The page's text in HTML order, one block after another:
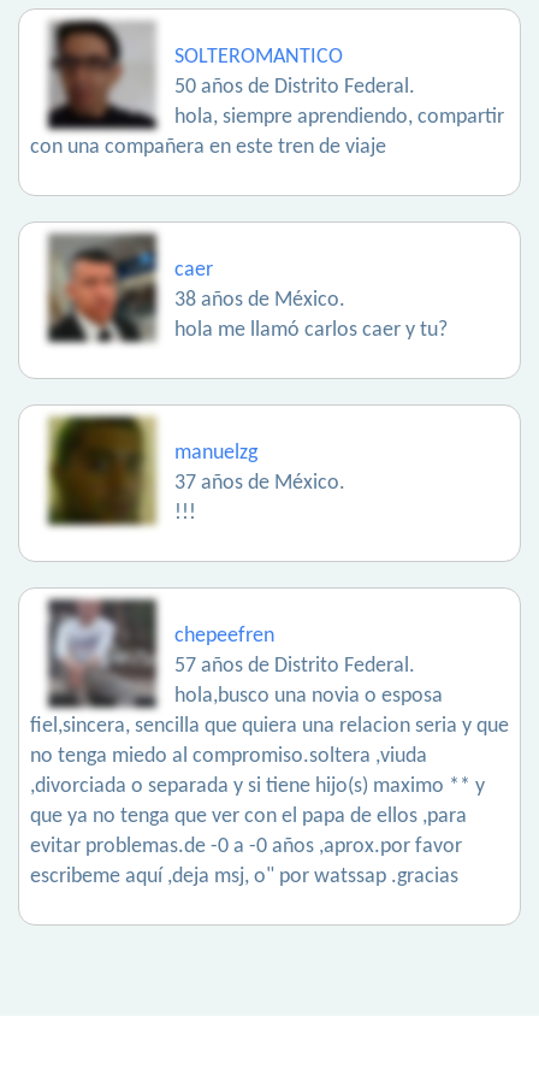
SOLTEROMANTICO
50 años de Distrito Federal.
hola, siempre aprendiendo, compartir
con una compañera en este tren de viaje
caer
38 años de México.
hola me llamó carlos caer y tu?
manuelzg
37 años de México.
!!!
chepeefren
57 años de Distrito Federal.
hola,busco una novia o esposa
fiel,sincera, sencilla que quiera una relacion seria y que
no tenga miedo al compromiso.soltera ,viuda
,divorciada o separada y si tiene hijo(s) maximo ** y
que ya no tenga que ver con el papa de ellos ,para
evitar problemas.de -0 a -0 años ,aprox.por favor
escribeme aquí ,deja msj, o" por watssap .gracias